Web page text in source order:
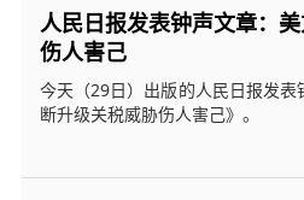
人民日报发表钟声文章：
伤人害己
今天（29日）出版的人民日报发
断升级关税威胁伤人害己》。